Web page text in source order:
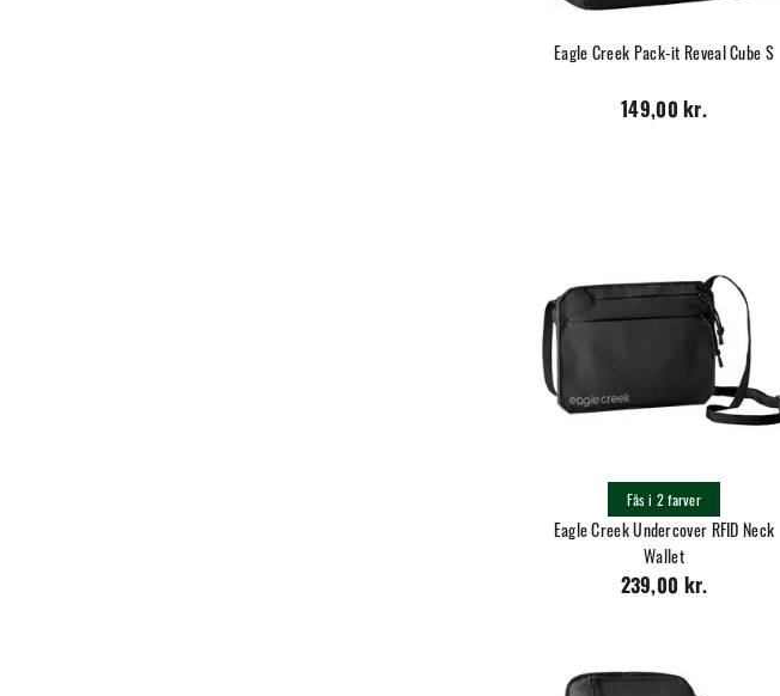
Eagle Creek Pack-it Reveal Cube S
149,00 kr.
Eagle Creek Undercover RFID Neck
Wallet
239,00 kr.
Fås i 2 farver